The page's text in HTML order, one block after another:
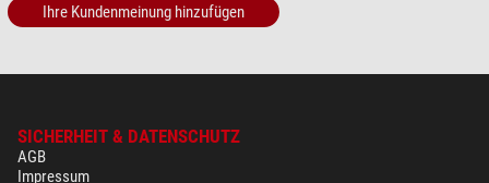
Batterietyp
Micro (AAA, LR03) (6 Stück)
Ihre Kundenmeinung hinzufügen
SICHERHEIT & DATENSCHUTZ
AGB
Impressum